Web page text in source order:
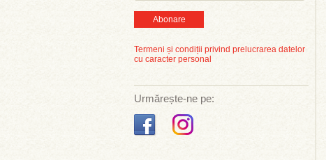
Abonare
Termeni și condiții privind prelucrarea datelor
cu caracter personal
Urmărește-ne pe: